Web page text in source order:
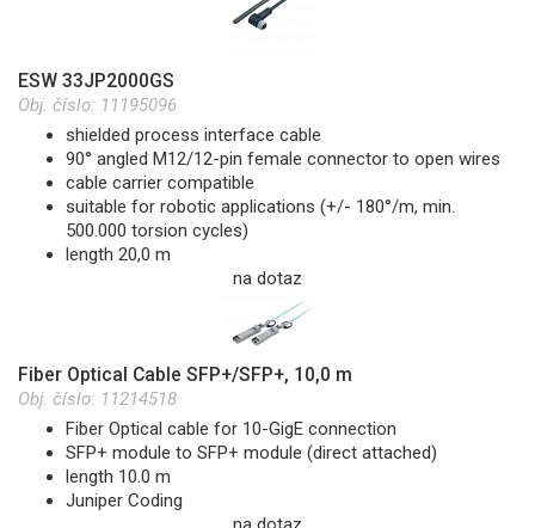
ESW 33JP2000GS
Obj. číslo: 11195096
shielded process interface cable
90° angled M12/12-pin female connector to open wires
cable carrier compatible
suitable for robotic applications (+/- 180°/m, min.
500.000 torsion cycles)
length 20,0 m
na dotaz
Fiber Optical Cable SFP+/SFP+, 10,0 m
Obj. číslo: 11214518
Fiber Optical cable for 10-GigE connection
SFP+ module to SFP+ module (direct attached)
length 10.0 m
Juniper Coding